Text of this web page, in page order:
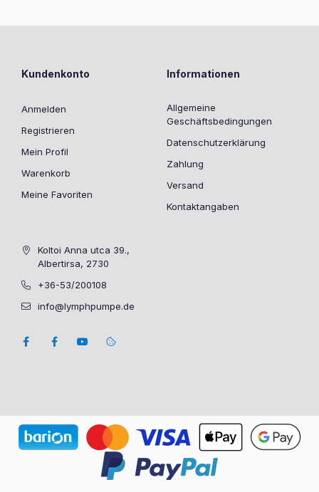
Kundenkonto
Anmelden
Registrieren
Mein Profil
Warenkorb
Meine Favoriten
Informationen
Allgemeine
Geschäftsbedingungen
Datenschutzerklärung
Zahlung
Versand
Kontaktangaben
Koltoi Anna utca 39.,
Albertirsa, 2730
+36-53/200108
info@lymphpumpe.de